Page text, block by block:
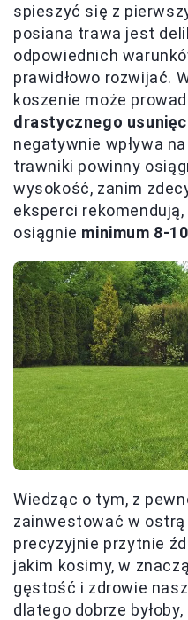
spieszyć się z
posiana trawa jest
odpowiednich
prawidłowo rozwijać.
koszenie może
drastycznego
negatywnie wpływa
trawniki powinny
wysokość, zanim
eksperci
osiągnie minimum 8-
Wiedząc o tym, z
zainwestować w ostrą
precyzyjnie przytnie
jakim kosimy, w
gęstość i zdrowie
dlatego dobrze